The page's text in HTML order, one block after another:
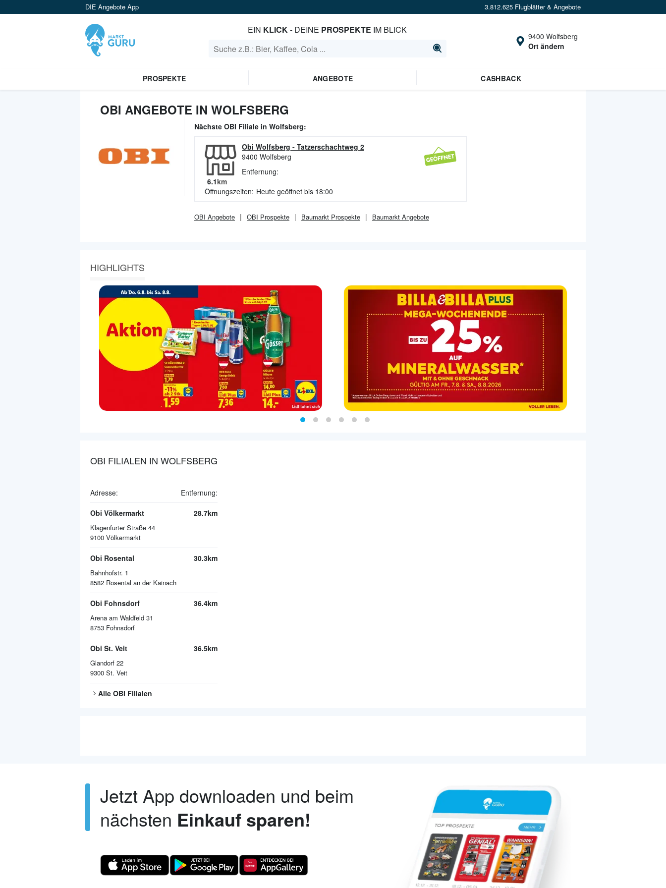
DIE Angebote App 3.812.625 Flugblätter & Angebote
EIN KLICK- DEINE PROSPEKTE IM BLICK
9400 Wolfsberg
Ort ändern
PROSPEKTE ANGEBOTE CASHBACK
OBI ANGEBOTE IN WOLFSBERG
Nächste OBI Filiale in Wolfsberg:
Obi Wolfsberg - Tatzerschachtweg 2
9400 Wolfsberg
Entfernung:
6.1km
Öffnungszeiten: Heute geöffnet bis 18:00
OBI Angebote OBI Prospekte Baumarkt Prospekte Baumarkt Angebote
HIGHLIGHTS
OBI FILIALEN IN WOLFSBERG
Adresse: Entfernung:
Obi Völkermarkt
Klagenfurter Straße 44
9100 Völkermarkt
28.7km
Obi Rosental
Bahnhofstr. 1
8582 Rosental an der Kainach
30.3km
Obi Fohnsdorf
Arena am Waldfeld 31
8753 Fohnsdorf
36.4km
Obi St. Veit
Glandorf 22
9300 St. Veit
36.5km
Alle OBI Filialen
Jetzt App downloaden und beim
nächsten Einkauf sparen!